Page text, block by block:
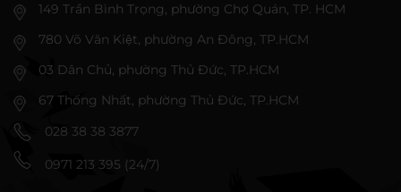
149 Trần Bình Trọng, phường Chợ Quán, TP. HCM
780 Võ Văn Kiệt, phường An Đông, TP.HCM
03 Dân Chủ, phường Thủ Đức, TP.HCM
67 Thống Nhất, phường Thủ Đức, TP.HCM
028 38 38 3877
0971 213 395 (24/7)